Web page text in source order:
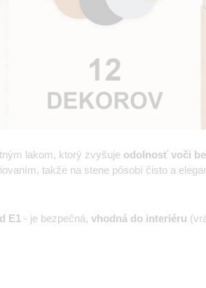
lakom, ktorý zvyšuje odolnosť voči
takže na stene pôsobí čisto a
E1 - je bezpečná, vhodná do interiéru